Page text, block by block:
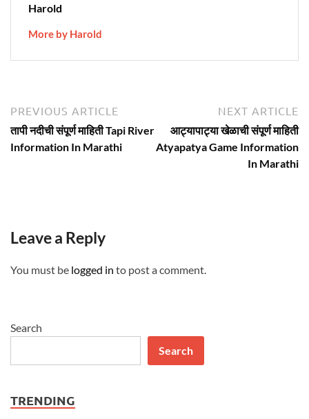
Harold
More by Harold
Post
navigation
PREVIOUS ARTICLE
article:
तापी नदीची संपूर्ण माहिती Tapi River
Information In Marathi
NEXT ARTICLE
आट्यापाट्या खेळाची संपूर्ण माहिती
Atyapatya Game Information
In Marathi
Leave a Reply
You must be logged in to post a comment.
Search
Search
TRENDING